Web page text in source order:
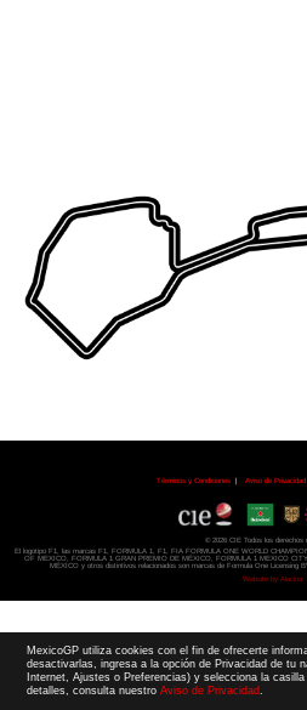
Términos y Condiciones| Aviso de Privacidad
© 2026 CIE Todos los derechos
El logotipo F1, las marcas F1, FORMULA 1, F1, FIA FORMULA ONE WORLD
OF MEXICO, FORMULA 1 GRAN PREMIO DE MÉXICO,
FORMULA 1 MEXICO
MÉXICO y otros distintivosrelacionados son marcas de Formula One Licensing
Website by Alucina
MexicoGP utiliza cookies con el fin de ofrecerte
desactivarlas, ingresa a la opción de Privacidad de tu
Internet, Ajustes o Preferencias) y selecciona la
detalles, consulta nuestroAviso de Privacidad.